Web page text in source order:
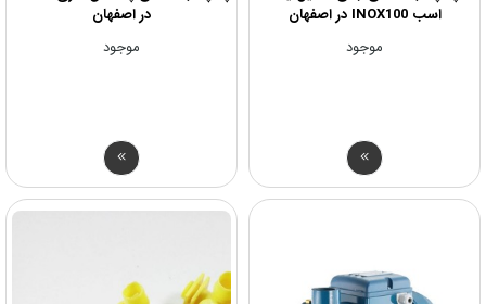
اسب INOX100 در اصفهان
موجود
در اصفهان
موجود